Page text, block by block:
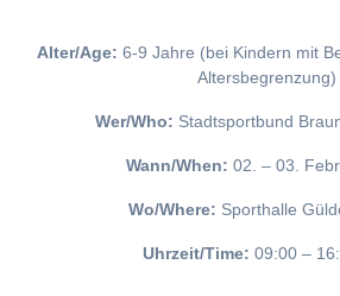
Alter/Age: 6-9 Jahre (bei Kindern mit
Altersbegrenzung)
Wer/Who: Stadtsportbund
Wann/When: 02. – 03.
Wo/Where: Sporthalle
Uhrzeit/Time: 09:00 –